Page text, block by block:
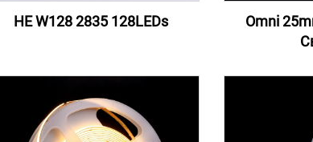
HE W128 2835 128LEDs
Omni